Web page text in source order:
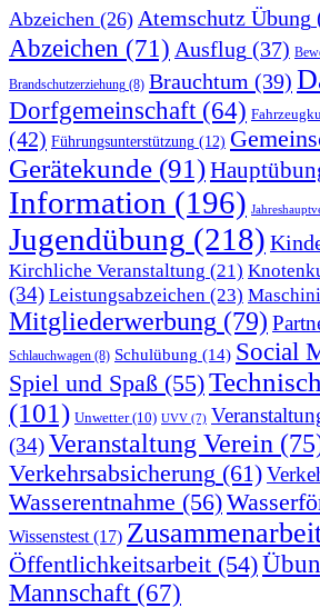
Abzeichen (26) Atemschutz Übung
Abzeichen (71) Ausflug (37)
Brandschutzerziehung (8) Brauchtum (39)
Dorfgemeinschaft (64)
(42) Führungsunterstützung (12)
Gerätekunde (91)
Information (196)
Jugendübung (218)
Kirchliche Veranstaltung (21)
(34) Leistungsabzeichen (23)
Mitgliederwerbung (79)
Schlauchwagen (8) Schulübung (14) Social
Spiel und Spaß (55)
(101) Unwetter(10) UVV (7)
(34)Veranstaltung Verein
Verkehrsabsicherung (61)
Wasserentnahme (56)
Wissenstest (17)
Öffentlichkeitsarbeit (54)
Mannschaft (67)